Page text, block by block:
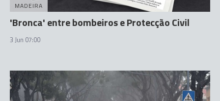
MADEIRA
'Bronca' entre bombeiros e Protecção Civil
3 Jun 07:00